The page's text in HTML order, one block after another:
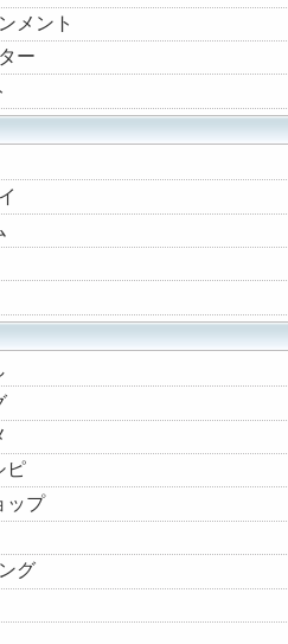
メント
ー
ピ
ップ
グ